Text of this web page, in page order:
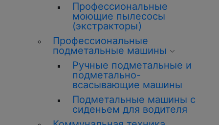
Профессиональные
моющие пылесосы
(экстракторы)
Профессиональные
подметальные машины
Ручные подметальные и
подметально-
всасывающие машины
Подметальные машины с
сиденьем для водителя